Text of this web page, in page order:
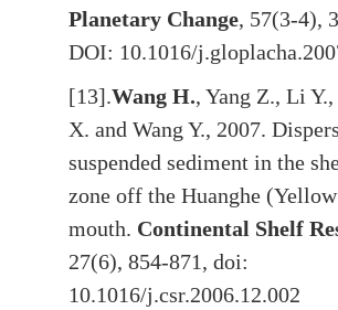
Planetary Change, 57(3-4),
DOI: 10.1016/
[13].Wang H., Yang Z., Li
X. and Wang Y., 2007.
suspended sediment in the
zone off the Huanghe
mouth. Continental Shelf
27(6), 854-871, doi:
10.1016/j.csr.2006.12.002